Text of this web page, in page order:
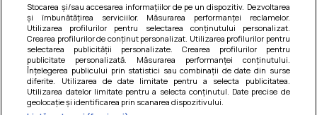
Stocarea și/sau accesarea informațiilor de pe un dispozitiv. Dezvoltarea
și îmbunătățirea serviciilor. Măsurarea performanței reclamelor.
Utilizarea profilurilor pentru selectarea conținutului personalizat.
Crearea profilurilor de conținut personalizat. Utilizarea profilurilor pentru
selectarea publicității personalizate. Crearea profilurilor pentru
publicitate personalizată. Măsurarea performanței conținutului.
Înțelegerea publicului prin statistici sau combinații de date din surse
diferite. Utilizarea de date limitate pentru a selecta publicitatea.
Utilizarea datelor limitate pentru a selecta conținutul. Date precise de
geolocație și identificarea prin scanarea dispozitivului.